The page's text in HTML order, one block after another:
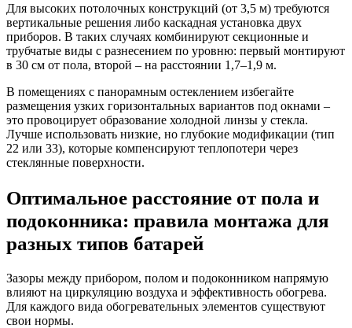
Для высоких потолочных конструкций (от 3,5 м) требуются
вертикальные решения либо каскадная установка двух
приборов. В таких случаях комбинируют секционные и
трубчатые виды с разнесением по уровню: первый монтируют
в 30 см от пола, второй – на расстоянии 1,7–1,9 м.
В помещениях с панорамным остеклением избегайте
размещения узких горизонтальных вариантов под окнами –
это провоцирует образование холодной линзы у стекла.
Лучше использовать низкие, но глубокие модификации (тип
22 или 33), которые компенсируют теплопотери через
стеклянные поверхности.
Оптимальное расстояние от пола и
подоконника: правила монтажа для
разных типов батарей
Зазоры между прибором, полом и подоконником напрямую
влияют на циркуляцию воздуха и эффективность обогрева.
Для каждого вида обогревательных элементов существуют
свои нормы.